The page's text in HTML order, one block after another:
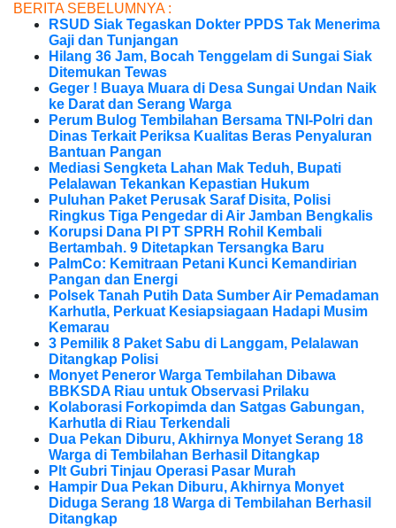
BERITA SEBELUMNYA :
RSUD Siak Tegaskan Dokter PPDS Tak Menerima
Gaji dan Tunjangan
Hilang 36 Jam, Bocah Tenggelam di Sungai Siak
Ditemukan Tewas
Geger ! Buaya Muara di Desa Sungai Undan Naik
ke Darat dan Serang Warga
Perum Bulog Tembilahan Bersama TNI-Polri dan
Dinas Terkait Periksa Kualitas Beras Penyaluran
Bantuan Pangan
Mediasi Sengketa Lahan Mak Teduh, Bupati
Pelalawan Tekankan Kepastian Hukum
Puluhan Paket Perusak Saraf Disita, Polisi
Ringkus Tiga Pengedar di Air Jamban Bengkalis
Korupsi Dana PI PT SPRH Rohil Kembali
Bertambah. 9 Ditetapkan Tersangka Baru
PalmCo: Kemitraan Petani Kunci Kemandirian
Pangan dan Energi
Polsek Tanah Putih Data Sumber Air Pemadaman
Karhutla, Perkuat Kesiapsiagaan Hadapi Musim
Kemarau
3 Pemilik 8 Paket Sabu di Langgam, Pelalawan
Ditangkap Polisi
Monyet Peneror Warga Tembilahan Dibawa
BBKSDA Riau untuk Observasi Prilaku
Kolaborasi Forkopimda dan Satgas Gabungan,
Karhutla di Riau Terkendali
Dua Pekan Diburu, Akhirnya Monyet Serang 18
Warga di Tembilahan Berhasil Ditangkap
Plt Gubri Tinjau Operasi Pasar Murah
Hampir Dua Pekan Diburu, Akhirnya Monyet
Diduga Serang 18 Warga di Tembilahan Berhasil
Ditangkap